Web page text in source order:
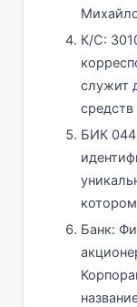
К/С:
служит
БИК
Банк: